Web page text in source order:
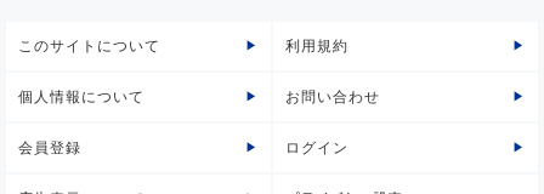
このサイトについて 利用規約
個人情報について お問い合わせ
会員登録 ログイン